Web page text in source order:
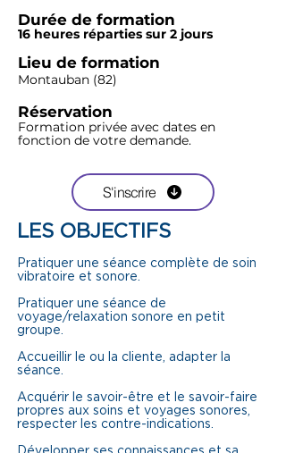
Durée de formation
16 heures réparties sur 2 jours
Lieu de formation
Montauban (82)
Réservation
Formation privée avec dates en
fonction de votre demande.
S'inscrire
LES OBJECTIFS
Pratiquer une séance complète de soin
vibratoire et sonore.
Pratiquer une séance de
voyage/relaxation sonore en petit
groupe.
Accueillir le ou la cliente, adapter la
séance.
Acquérir le savoir-être et le savoir-faire
propres aux soins et voyages sonores,
respecter les contre-indications.